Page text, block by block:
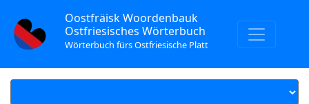
Oostfräisk Woordenbauk
Ostfriesisches Wörterbuch
Wörterbuch fürs Ostfriesische Platt